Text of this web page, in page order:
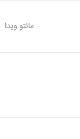
مانتو ویدا